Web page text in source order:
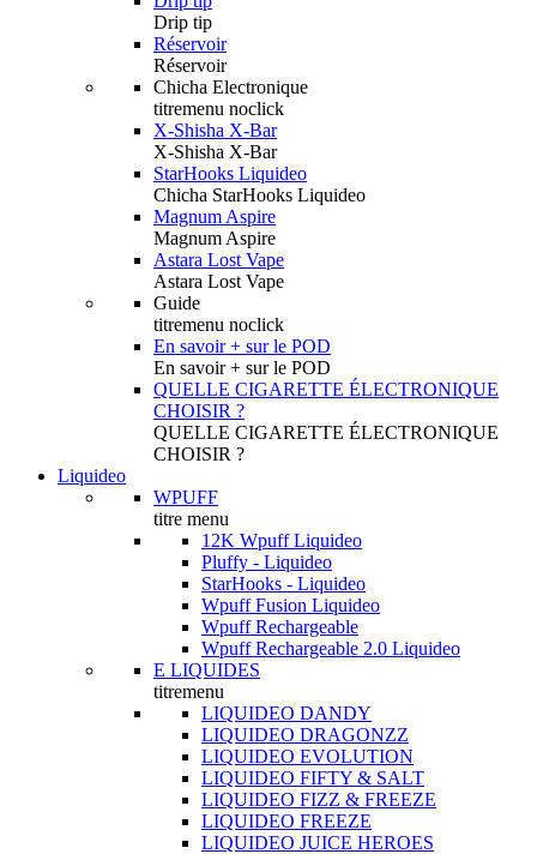
Drip tip
Réservoir
Réservoir
Chicha Electronique
titremenu noclick
X-Shisha X-Bar
X-Shisha X-Bar
StarHooks Liquideo
Chicha StarHooks Liquideo
Magnum Aspire
Magnum Aspire
Astara Lost Vape
Astara Lost Vape
Guide
titremenu noclick
En savoir + sur le POD
En savoir + sur le POD
QUELLE CIGARETTE ÉLECTRONIQUE
CHOISIR ?
QUELLE CIGARETTE ÉLECTRONIQUE
CHOISIR ?
Liquideo
WPUFF
titre menu
12K Wpuff Liquideo
Pluffy - Liquideo
StarHooks - Liquideo
Wpuff Fusion Liquideo
Wpuff Rechargeable
Wpuff Rechargeable 2.0 Liquideo
E LIQUIDES
titremenu
LIQUIDEO DANDY
LIQUIDEO DRAGONZZ
LIQUIDEO EVOLUTION
LIQUIDEO FIFTY & SALT
LIQUIDEO FIZZ & FREEZE
LIQUIDEO FREEZE
LIQUIDEO JUICE HEROES